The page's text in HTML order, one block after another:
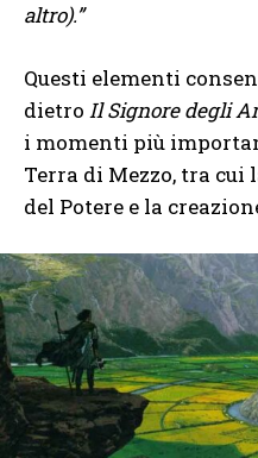
altro).”
Questi elementi
dietro Il Signore degli
i momenti più
Terra di Mezzo, tra
del Potere e la